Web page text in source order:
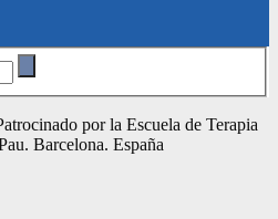
por la Escuela de Terapia
Barcelona. España